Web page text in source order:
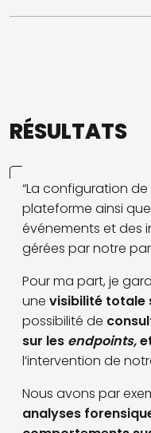
RÉSULTATS
“La configuration de
plateforme ainsi
événements et des
gérées par notre
Pour ma part, je
une visibilité totale
possibilité de
sur les endpoints,
l’intervention de
Nous avons par
analyses